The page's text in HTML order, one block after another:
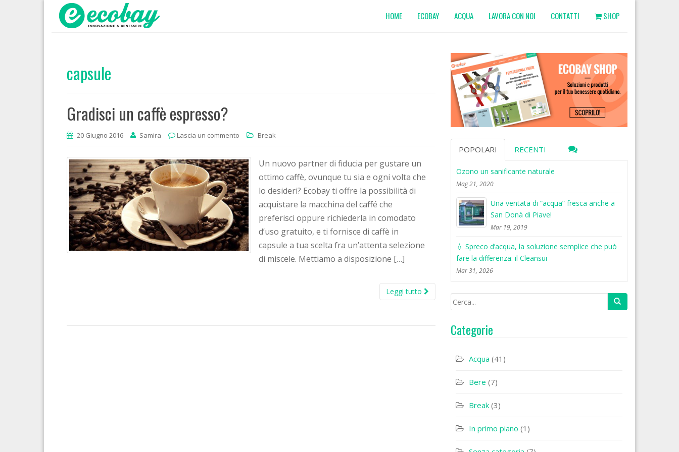
HOME ECOBAY ACQUA LAVORA CON NOI CONTATTI SHOP
capsule
Gradisci un caffè espresso?
20 Giugno 2016 Samira Lascia un commento Break
Un nuovo partner di fiducia per gustare un
ottimo caffè, ovunque tu sia e ogni volta che
lo desideri? Ecobay ti offre la possibilità di
acquistare la macchina del caffé che
preferisci oppure richiederla in comodato
d’uso gratuito, e ti fornisce di caffè in
capsule a tua scelta fra un’attenta selezione
di miscele. Mettiamo a disposizione […]
Leggi tutto
POPOLARI RECENTI
Ozono un sanificante naturale
Mag 21, 2020
Una ventata di “acqua” fresca anche a
San Donà di Piave!
Mar 19, 2019
💧 Spreco d’acqua, la soluzione semplice che può
fare la differenza: il Cleansui
Mar 31, 2026
Categorie
Acqua (41)
Bere (7)
Break (3)
In primo piano (1)